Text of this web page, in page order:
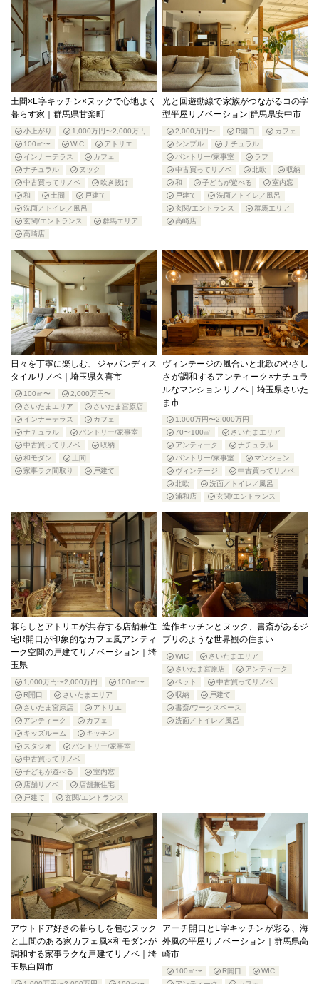
土間×L字キッチン×ヌックで心地よく
暮らす家｜群馬県甘楽町
小上がり
1,000万円〜2,000万円
100㎡〜
WIC
アトリエ
インナーテラス
カフェ
ナチュラル
ヌック
中古買ってリノベ
吹き抜け
和
土間
戸建て
洗面／トイレ／風呂
玄関/エントランス
群馬エリア
高崎店
光と回遊動線で家族がつながるコの字
型平屋リノベーション|群馬県安中市
2,000万円〜 R開口
カフェ
シンプル
ナチュラル
パントリー/家事室
ラフ
中古買ってリノベ
北欧
収納
和
子どもが遊べる
室内窓
戸建て
洗面／トイレ／風呂
玄関/エントランス
群馬エリア
高崎店
日々を丁寧に楽しむ、ジャパンディス
タイルリノベ｜埼玉県久喜市
100㎡〜
2,000万円〜
さいたまエリア
さいたま宮原店
インナーテラス
カフェ
ナチュラル
パントリー/家事室
中古買ってリノベ
収納
和モダン
土間
家事ラク間取り
戸建て
ヴィンテージの風合いと北欧のやさし
さが調和するアンティーク×ナチュラ
ルなマンションリノベ｜埼玉県さいた
ま市
1,000万円〜2,000万円
70〜100㎡
さいたまエリア
アンティーク
ナチュラル
パントリー/家事室
マンション
ヴィンテージ
中古買ってリノベ
北欧
洗面／トイレ／風呂
浦和店
玄関/エントランス
暮らしとアトリエが共存する店舗兼住
宅R開口が印象的なカフェ風アンティ
ーク空間の戸建てリノベーション｜埼
玉県
1,000万円〜2,000万円
100㎡〜
R開口
さいたまエリア
さいたま宮原店
アトリエ
アンティーク
カフェ
キッズルーム
キッチン
スタジオ
パントリー/家事室
中古買ってリノベ
子どもが遊べる
室内窓
店舗リノベ
店舗兼住宅
戸建て
玄関/エントランス
造作キッチンとヌック、書斎があるジ
ブリのような世界観の住まい
WIC
さいたまエリア
さいたま宮原店
アンティーク
ペット
中古買ってリノベ
収納
戸建て
書斎/ワークスペース
洗面／トイレ／風呂
アウトドア好きの暮らしを包むヌック
と土間のある家カフェ風×和モダンが
調和する家事ラクな戸建てリノベ｜埼
玉県白岡市
アーチ開口とL字キッチンが彩る、海
外風の平屋リノベーション｜群馬県高
崎市
100㎡〜 R開口
WIC